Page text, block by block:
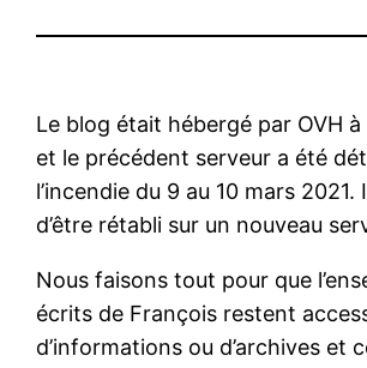
Le blog était hébergé par OVH
et le précédent serveur a été
l’incendie du 9 au 10 mars
d’être rétabli sur un nouveau
Nous faisons tout pour que
écrits de François restent
d’informations ou d’archives et